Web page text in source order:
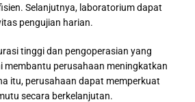
Selanjutnya, laboratorium dapat
pengujian harian.
tinggi dan pengoperasian yang
membantu perusahaan meningkatkan
itu, perusahaan dapat memperkuat
secara berkelanjutan.